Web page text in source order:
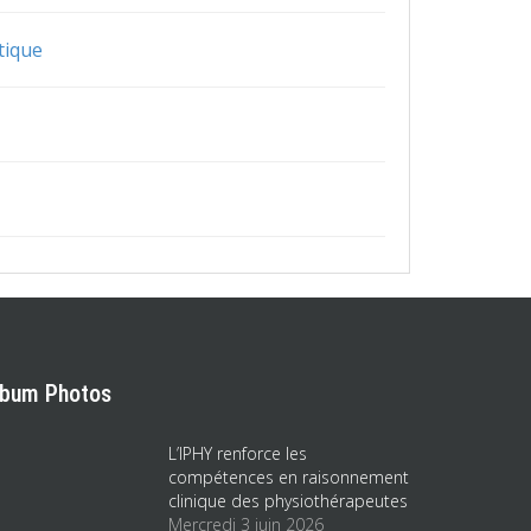
Photos
L’IPHY renforce les
compétences en raisonnement
clinique des physiothérapeutes
Mercredi 3 juin 2026